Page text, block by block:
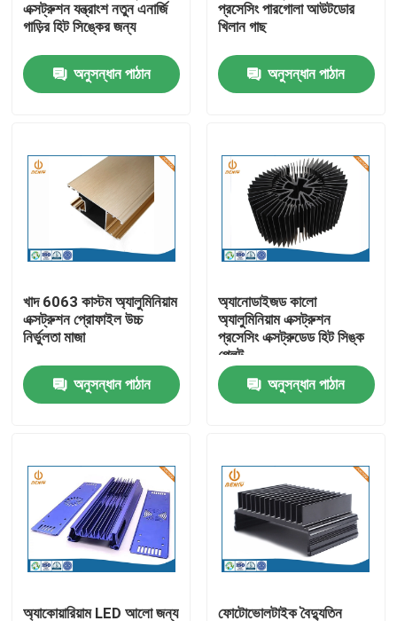
পণ্য
আমাদের সম্পর্কে
মান নিয়ন্ত্রণ
আমাদের সাথে যোগাযোগ করুন
অ্যালুমিনিয়াম ডাই ঢালাই
ইভি খুচরা যন্ত্রাংশ
CNC মেশিনিং যন্ত্রাংশ
এক্সট্রুশন যন্ত্রাংশ নতুন এনার্জি
গাড়ির হিট সিঙ্কের জন্য
অনুসন্ধান পাঠান
প্রসেসিং পারগোলা আউটডোর
খিলান গাছ
অনুসন্ধান পাঠান
খাদ 6063 কাস্টম অ্যালুমিনিয়াম
এক্সট্রুশন প্রোফাইল উচ্চ
নির্ভুলতা মাজা
অনুসন্ধান পাঠান
অ্যানোডাইজড কালো
অ্যালুমিনিয়াম এক্সট্রুশন
প্রসেসিং এক্সট্রুডেড হিট সিঙ্ক
প্লেট
অনুসন্ধান পাঠান
অ্যাকোয়ারিয়াম LED আলো জন্য ফোটোভোলটাইক বৈদ্যুতিন